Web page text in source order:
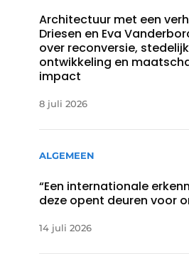
Architectuur met een
Driesen en Eva
over reconversie,
ontwikkeling en
impact
8 juli 2026
ALGEMEEN
“Een internationale
deze opent deuren voor
14 juli 2026